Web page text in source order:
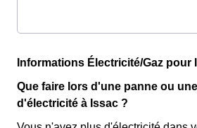
Informations Électricité/Gaz pour
Que faire lors d'une panne ou
d'électricité à Issac ?